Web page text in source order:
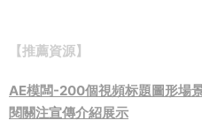
【推薦資源】
AE模闆-200個視頻标題圖形場
閱關注宣傳介紹展示